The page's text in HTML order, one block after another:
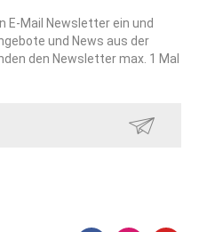
E-Mail Newsletter ein und
und News aus der
den Newsletter max. 1 Mal
SENDEN